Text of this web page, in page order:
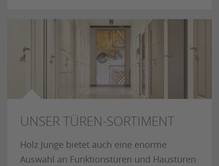
UNSER TÜREN-SORTIMENT
Holz Junge bietet auch eine enorme
Auswahl an Funktionstüren und Haustüren